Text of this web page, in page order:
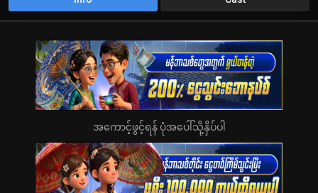
အကောင့်ဖွင့်ရန် ပုံအပေါ်သို့နှိပ်ပါ